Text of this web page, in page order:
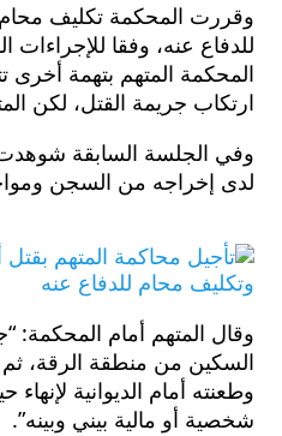
المحكمة تكليف محام للمتهم
عنه، وفقا للإجراءات
المتهم بتهمة أخرى
جريمة القتل، لكن المتهم رد
السابقة شوهدت
من السجن ومواجهة
المتهم أمام المحكمة: “جاء
من منطقة الرقة، ثم
أمام الديوانية لإنهاء حياته،
أو مالية بيني وبينه”.